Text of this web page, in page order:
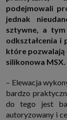
http://
Jeżeli wyrazisz
danych
Partnerów
polityki
Podstawa i cel
Twoje dane
zapewniającej Ci
w oparciu o
Twoje dane w
2. Zapewnianie
konta nie
podejmowali
jednak
sztywne, a
odkształcenia i
które pozwalają
silikonowa MSX.
– Elewacja
bardzo
do tego jest
autoryzowany i